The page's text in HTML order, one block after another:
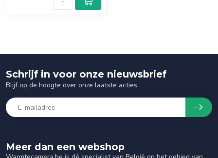
Meer dan een webshop
Schrijf in voor onze nieuwsbrief
Blijf op de hoogte over onze laatste acties